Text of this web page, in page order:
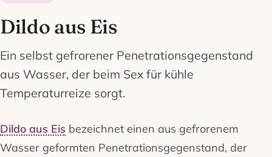
Dildo aus Eis
Ein selbst gefrorener Penetrationsgegenstand
aus Wasser, der beim Sex für kühle
Temperaturreize sorgt.
Dildo aus Eis bezeichnet einen aus gefrorenem
Wasser geformten Penetrationsgegenstand, der